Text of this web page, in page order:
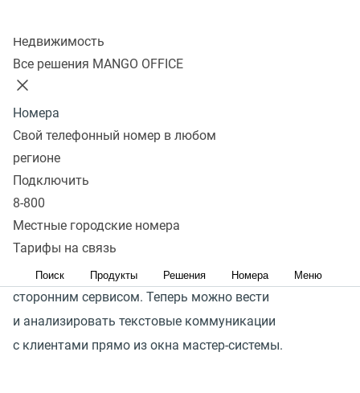
Недвижимость
Все решения MANGO OFFICE
Номера
Свой телефонный номер в любом
регионе
Подключить
8-800
Местные городские номера
Тарифы на связь
Поиск Продукты Решения Номера Меню
Компаниям среднего и крупного бизнеса удобно
иметь необходимые инструменты в едином окне своей
CRM-системы. Доступ к функциям Контакт-центра
прямо из окна платформы позволяет не терять лиды
и ускорить работу с клиентами.
Открытое API позволяет использовать функции
Контакт-центра MANGO OFFICE во внешних системах
и настраивать интеграцию практически с любым
сторонним сервисом. Теперь можно вести
и анализировать текстовые коммуникации
с клиентами прямо из окна мастер-системы.